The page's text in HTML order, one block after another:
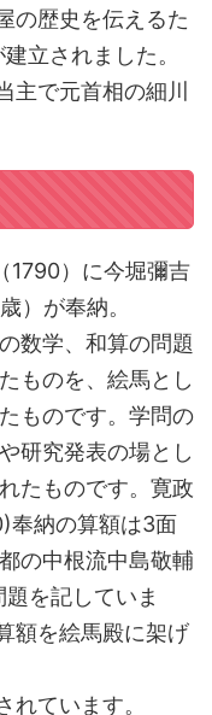
の歴史を伝えるた
立されました。
主で元首相の細川
1790）に今堀彌吉
）が奉納。
数学、和算の問題
ものを、絵馬とし
ものです。学問の
研究発表の場とし
たものです。寛政
奉納の算額は3面
の中根流中島敬輔
を記していま
額を絵馬殿に架げ
ています。